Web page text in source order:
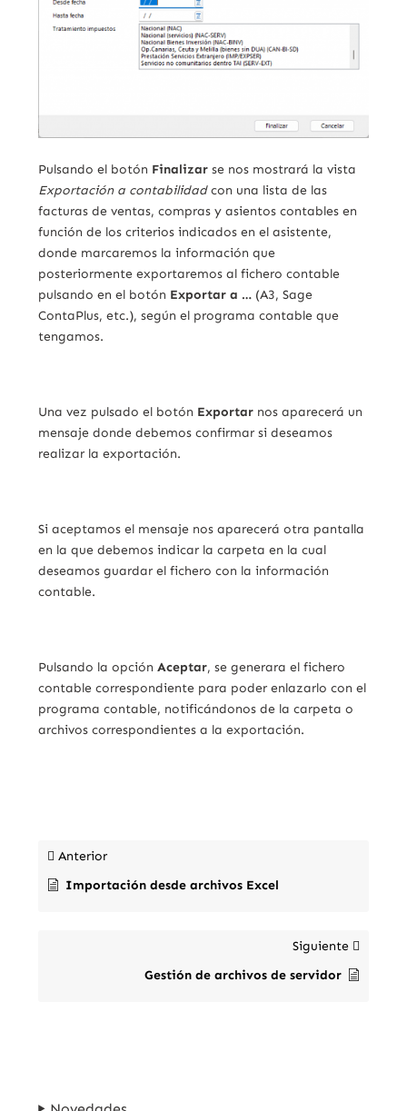
Pulsando el botón Finalizar se nos mostrará la vista
Exportación a contabilidadcon una lista de las
facturas de ventas, compras y asientos contables en
función de los criterios indicados en el asistente,
donde marcaremos la información que
posteriormente exportaremos al fichero contable
pulsando en el botón Exportar a … (A3, Sage
ContaPlus, etc.), según el programa contable que
tengamos.
Una vez pulsado el botón Exportar nos aparecerá un
mensaje donde debemos confirmar si deseamos
realizar la exportación.
Si aceptamos el mensaje nos aparecerá otra pantalla
en la que debemos indicar la carpeta en la cual
deseamos guardar el fichero con la información
contable.
Pulsando la opciónAceptar, se generara el fichero
contable correspondiente para poder enlazarlo con el
programa contable, notificándonos de la carpeta o
archivos correspondientes a la exportación.
Anterior
Importación desde archivos Excel
Siguiente
Gestión de archivos de servidor